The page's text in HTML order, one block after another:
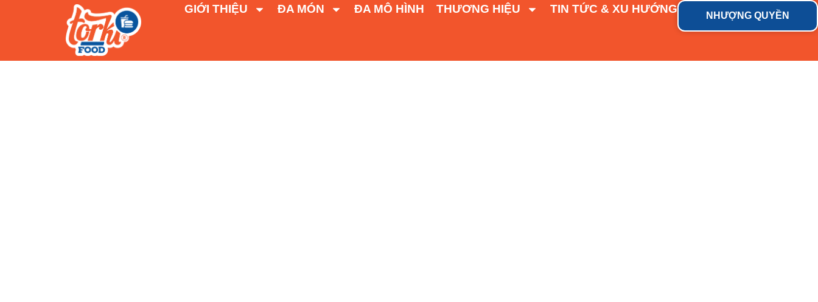
GIỚI THIỆU ĐA MÓN ĐA MÔ HÌNH THƯƠNG HIỆU TIN TỨC & XU HƯỚNG
NHƯỢNG QUYỀN